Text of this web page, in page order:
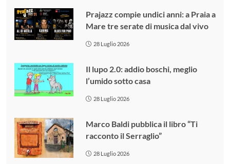
Prajazz compie undici anni: a Praia a
Mare tre serate di musica dal vivo
28 Luglio 2026
Il lupo 2.0: addio boschi, meglio
l’umido sotto casa
28 Luglio 2026
Marco Baldi pubblica il libro “Ti
racconto il Serraglio”
28 Luglio 2026